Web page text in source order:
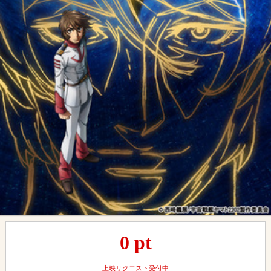
0 pt
上映リクエスト受付中